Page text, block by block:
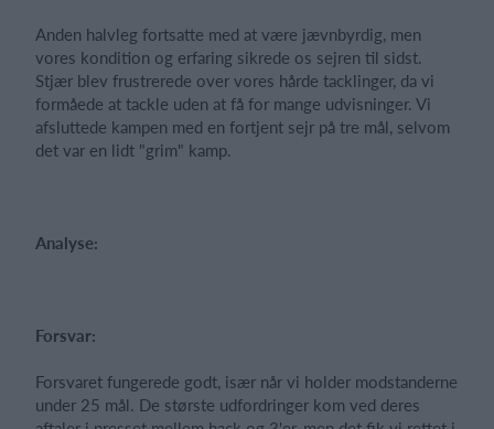
Anden halvleg fortsatte med at være jævnbyrdig, men
vores kondition og erfaring sikrede os sejren til sidst.
Stjær blev frustrerede over vores hårde tacklinger, da vi
formåede at tackle uden at få for mange udvisninger. Vi
afsluttede kampen med en fortjent sejr på tre mål, selvom
det var en lidt "grim" kamp.
Analyse:
Forsvar:
Forsvaret fungerede godt, især når vi holder modstanderne
under 25 mål. De største udfordringer kom ved deres